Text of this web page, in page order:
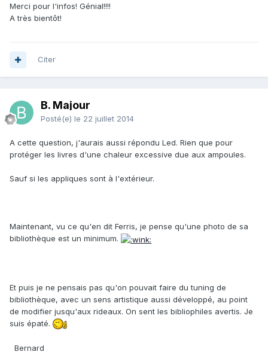
Merci pour l'infos! Génial!!!!
A très bientôt!
Citer
B. Majour
Posté(e) le 22 juillet 2014
A cette question, j'aurais aussi répondu Led. Rien que pour
protéger les livres d'une chaleur excessive due aux ampoules.
Sauf si les appliques sont à l'extérieur.
Maintenant, vu ce qu'en dit Ferris, je pense qu'une photo de sa
bibliothèque est un minimum.
Et puis je ne pensais pas qu'on pouvait faire du tuning de
bibliothèque, avec un sens artistique aussi développé, au point
de modifier jusqu'aux rideaux. On sent les bibliophiles avertis. Je
suis épaté.
Bernard